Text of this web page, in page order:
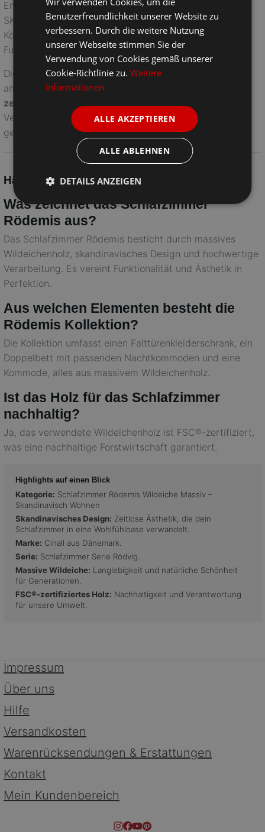
Entdecke dasSchlafzimmer Rödemisvon
SKANMØBLER, gefertigt aus massiverWildeiche
Kollektion im skandinavischen Stil vereint Ästhetik und
Funktionalität. 🌳
Die Möbel Rödvig by Cinall sind nicht nur schön
anzusehen, sondern auch nachhaltig. Mit dem
zertifizierten Holz
Verantwortung. Wähle das Rödemis Schlafzimmer und
genieße ein stilvolles und langlebiges Zuhause.
Häufig gestellte Fragen
Was zeichnet das Schlafzimmer
Rödemis aus?
Das Schlafzimmer Rödemis besticht durch massives
Wildeichenholz, skandinavisches Design und hochwertige
Verarbeitung. Es vereint Funktionalität und Ästhetik in
Perfektion.
Aus welchen Elementen besteht die
Rödemis Kollektion?
Die Kollektion umfasst einen Falttürenkleiderschrank, ein
Doppelbett mit passenden Nachtkommoden und eine
Kommode, alles aus massivem Wildeichenholz.
Ist das Holz für das Schlafzimmer
nachhaltig?
Ja, das verwendete Wildeichenholz ist FSC®-zertifiziert,
was eine nachhaltige Forstwirtschaft garantiert.
Highlights auf einen Blick
Kategorie: Schlafzimmer Rödemis Wildeiche Massiv –
Skandinavisch Wohnen
Skandinavisches Design: Zeitlose Ästhetik, die dein
Schlafzimmer in eine Wohlfühloase verwandelt.
Marke: Cinall aus Dänemark.
Serie: Schlafzimmer Serie Rödvig.
Massive Wildeiche: Langlebigkeit und natürliche Schönheit
für Generationen.
FSC®-zertifiziertes Holz: Nachhaltigkeit und Verantwortung
für unsere Umwelt.
Impressum
Über uns
Hilfe
Versandkosten
Warenrücksendungen & Erstattungen
Kontakt
Mein Kundenbereich
Benutzerfreundlichkeit unserer Website zu
verbessern. Durch die weitere Nutzung
unserer Webseite stimmen Sie der
Verwendung von Cookies gemäß unserer
Cookie-Richtlinie zu.Weitere
Informationen
ALLE AKZEPTIEREN
ALLE ABLEHNEN
DETAILS ANZEIGEN